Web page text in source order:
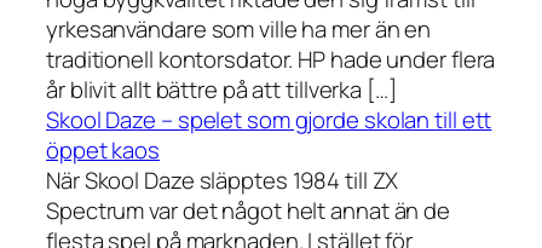
yrkesanvändare som ville ha mer än en
traditionell kontorsdator. HP hade under flera
år blivit allt bättre på att tillverka […]
Skool Daze – spelet som gjorde skolan till ett
öppet kaos
När Skool Daze släpptes 1984 till ZX
Spectrum var det något helt annat än de
flesta spel på marknaden. I stället för